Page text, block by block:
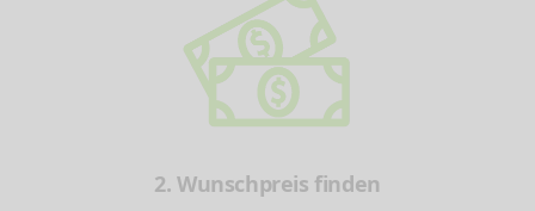
2. Wunschpreis finden